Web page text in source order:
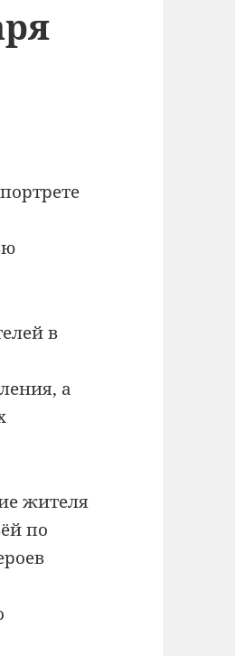
в
а
жителя
по